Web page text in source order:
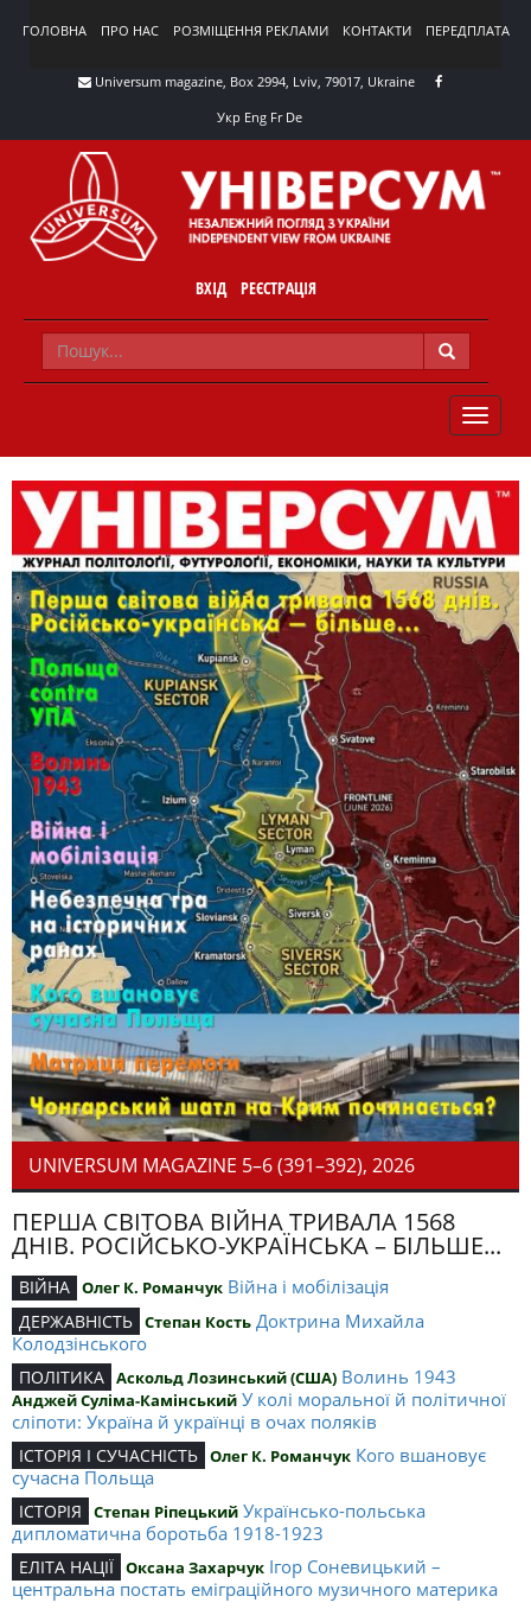
ГОЛОВНА ПРО НАС РОЗМІЩЕННЯ РЕКЛАМИ КОНТАКТИ ПЕРЕДПЛАТА
Universum magazine, Box 2994, Lviv, 79017, Ukraine
Укр Eng FrDe
ВХІД РЕЄСТРАЦІЯ
TOGGLE
UNIVERSUM MAGAZINE 5–6 (391–392), 2026
ПЕРША СВІТОВА ВІЙНА ТРИВАЛА 1568
ДНІВ. РОСІЙСЬКО-УКРАЇНСЬКА – БІЛЬШЕ...
ВІЙНА Олег К. Романчук Війна і мобілізація
ДЕРЖАВНІСТЬ Степан Кость Доктрина Михайла
Колодзінського
ПОЛІТИКА Аскольд Лозинський (США) Волинь 1943
Анджей Суліма-Камінський У колі моральної й політичної
сліпоти: Україна й українці в очах поляків
ІСТОРІЯ І СУЧАСНІСТЬ Олег К. Романчук Кого вшановує
сучасна Польща
ІСТОРІЯ Степан Ріпецький Українсько-польська
дипломатична боротьба 1918-1923
ЕЛІТА НАЦІЇ Оксана Захарчук Ігор Соневицький –
центральна постать еміграційного музичного материка